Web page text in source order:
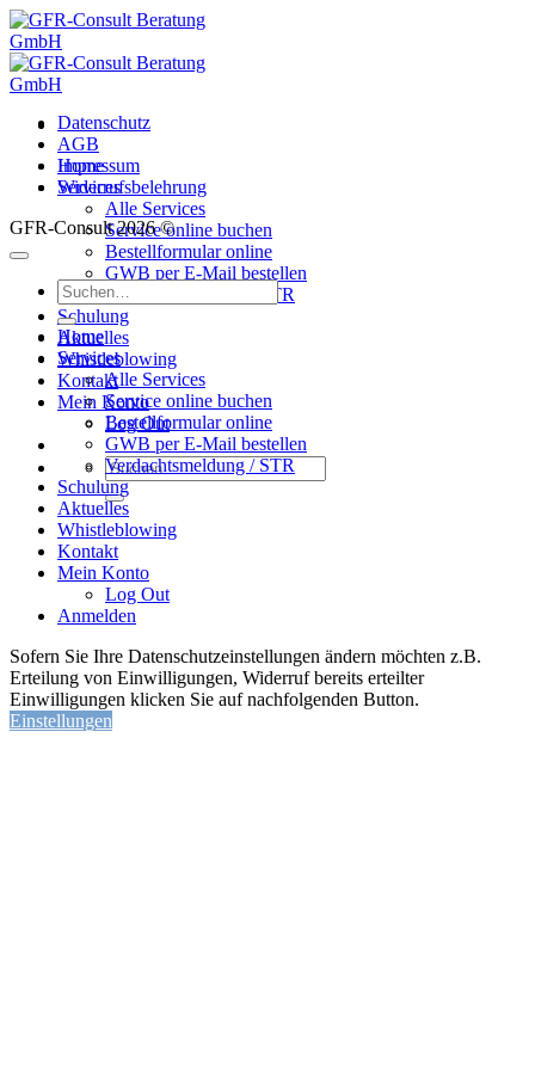
Zum
Inhalt
springen
Home
Services
Alle Services
Service online buchen
Bestellformular online
GWB per E-Mail bestellen
Verdachtsmeldung / STR
Schulung
Aktuelles
Whistleblowing
Kontakt
Mein Konto
Log Out
Suche
nach:
Datenschutz
AGB
Impressum
Widerrufsbelehrung
GFR-Consult 2026 ©
Suche
nach:
Home
Services
Alle Services
Service online buchen
Bestellformular online
GWB per E-Mail bestellen
Verdachtsmeldung / STR
Schulung
Aktuelles
Whistleblowing
Kontakt
Mein Konto
Log Out
Anmelden
Sofern Sie Ihre Datenschutzeinstellungen ändern möchten z.B.
Erteilung von Einwilligungen, Widerruf bereits erteilter
Einwilligungen klicken Sie auf nachfolgenden Button.
Einstellungen